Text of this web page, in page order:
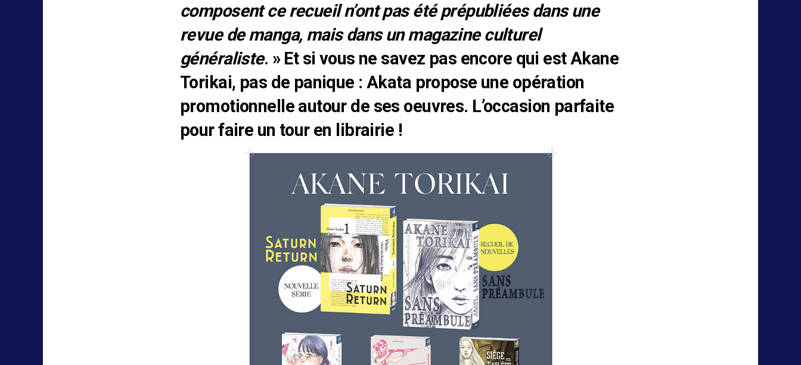
composent ce recueil n’ont pas été prépubliées dans une
revue de manga, mais dans un magazine culturel
généraliste. » Et si vous ne savez pas encore qui est Akane
Torikai, pas de panique : Akata propose une opération
promotionnelle autour de ses oeuvres. L’occasion parfaite
pour faire un tour en librairie !